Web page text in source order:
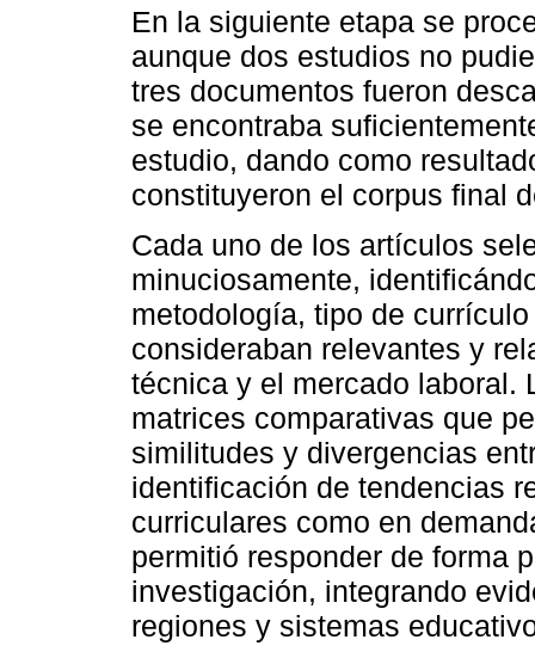
En la siguiente etapa se
aunque dos estudios no
tres documentos fueron
se encontraba
estudio, dando como
constituyeron el corpus final
Cada uno de los artículos
minuciosamente,
metodología, tipo de
consideraban relevantes y
técnica y el mercado laboral.
matrices comparativas que
similitudes y divergencias
identificación de tendencias
curriculares como en
permitió responder de forma
investigación, integrando
regiones y sistemas